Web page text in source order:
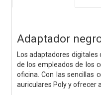
Adaptador
Los adaptadores
de los empleados de los
oficina. Con las sencillas
auriculares Poly y ofrecer